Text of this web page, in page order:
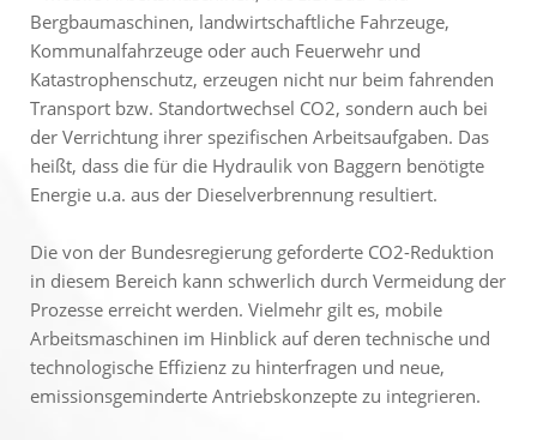
Bergbaumaschinen, landwirtschaftliche Fahrzeuge,
Kommunalfahrzeuge oder auch Feuerwehr und
Katastrophenschutz, erzeugen nicht nur beim fahrenden
Transport bzw. Standortwechsel CO2, sondern auch bei
der Verrichtung ihrer spezifischen Arbeitsaufgaben. Das
heißt, dass die für die Hydraulik von Baggern benötigte
Energie u.a. aus der Dieselverbrennung resultiert.
Die von der Bundesregierung geforderte CO2-Reduktion
in diesem Bereich kann schwerlich durch Vermeidung der
Prozesse erreicht werden. Vielmehr gilt es, mobile
Arbeitsmaschinen im Hinblick auf deren technische und
technologische Effizienz zu hinterfragen und neue,
emissionsgeminderte Antriebskonzepte zu integrieren.